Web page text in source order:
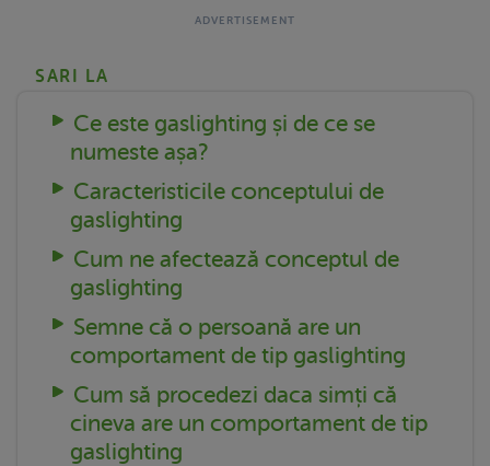
SARI LA
Ce este gaslighting și de ce se
numeste așa?
Caracteristicile conceptului de
gaslighting
Cum ne afectează conceptul de
gaslighting
Semne că o persoană are un
comportament de tip gaslighting
Cum să procedezi daca simți că
cineva are un comportament de tip
gaslighting